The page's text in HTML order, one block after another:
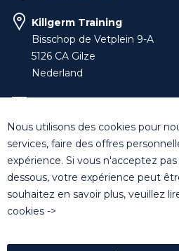
Killgerm Training
Bisschop de Vetplein 9-A
5126 CA Gilze
Nederland
+32 (0)14 44 22 79
© Killgerm Group Ltd. All
générales de vente
Nous utilisons des cookies pour
services, faire des offres
expérience. Si vous n'acceptez
dessous, votre expérience peut
souhaitez en savoir plus, veuillez
cookies ->